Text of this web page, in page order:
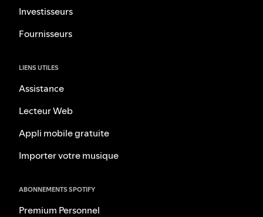
Investisseurs
Fournisseurs
LIENS UTILES
Assistance
Lecteur Web
Appli mobile gratuite
Importer votre musique
ABONNEMENTS SPOTIFY
Premium Personnel